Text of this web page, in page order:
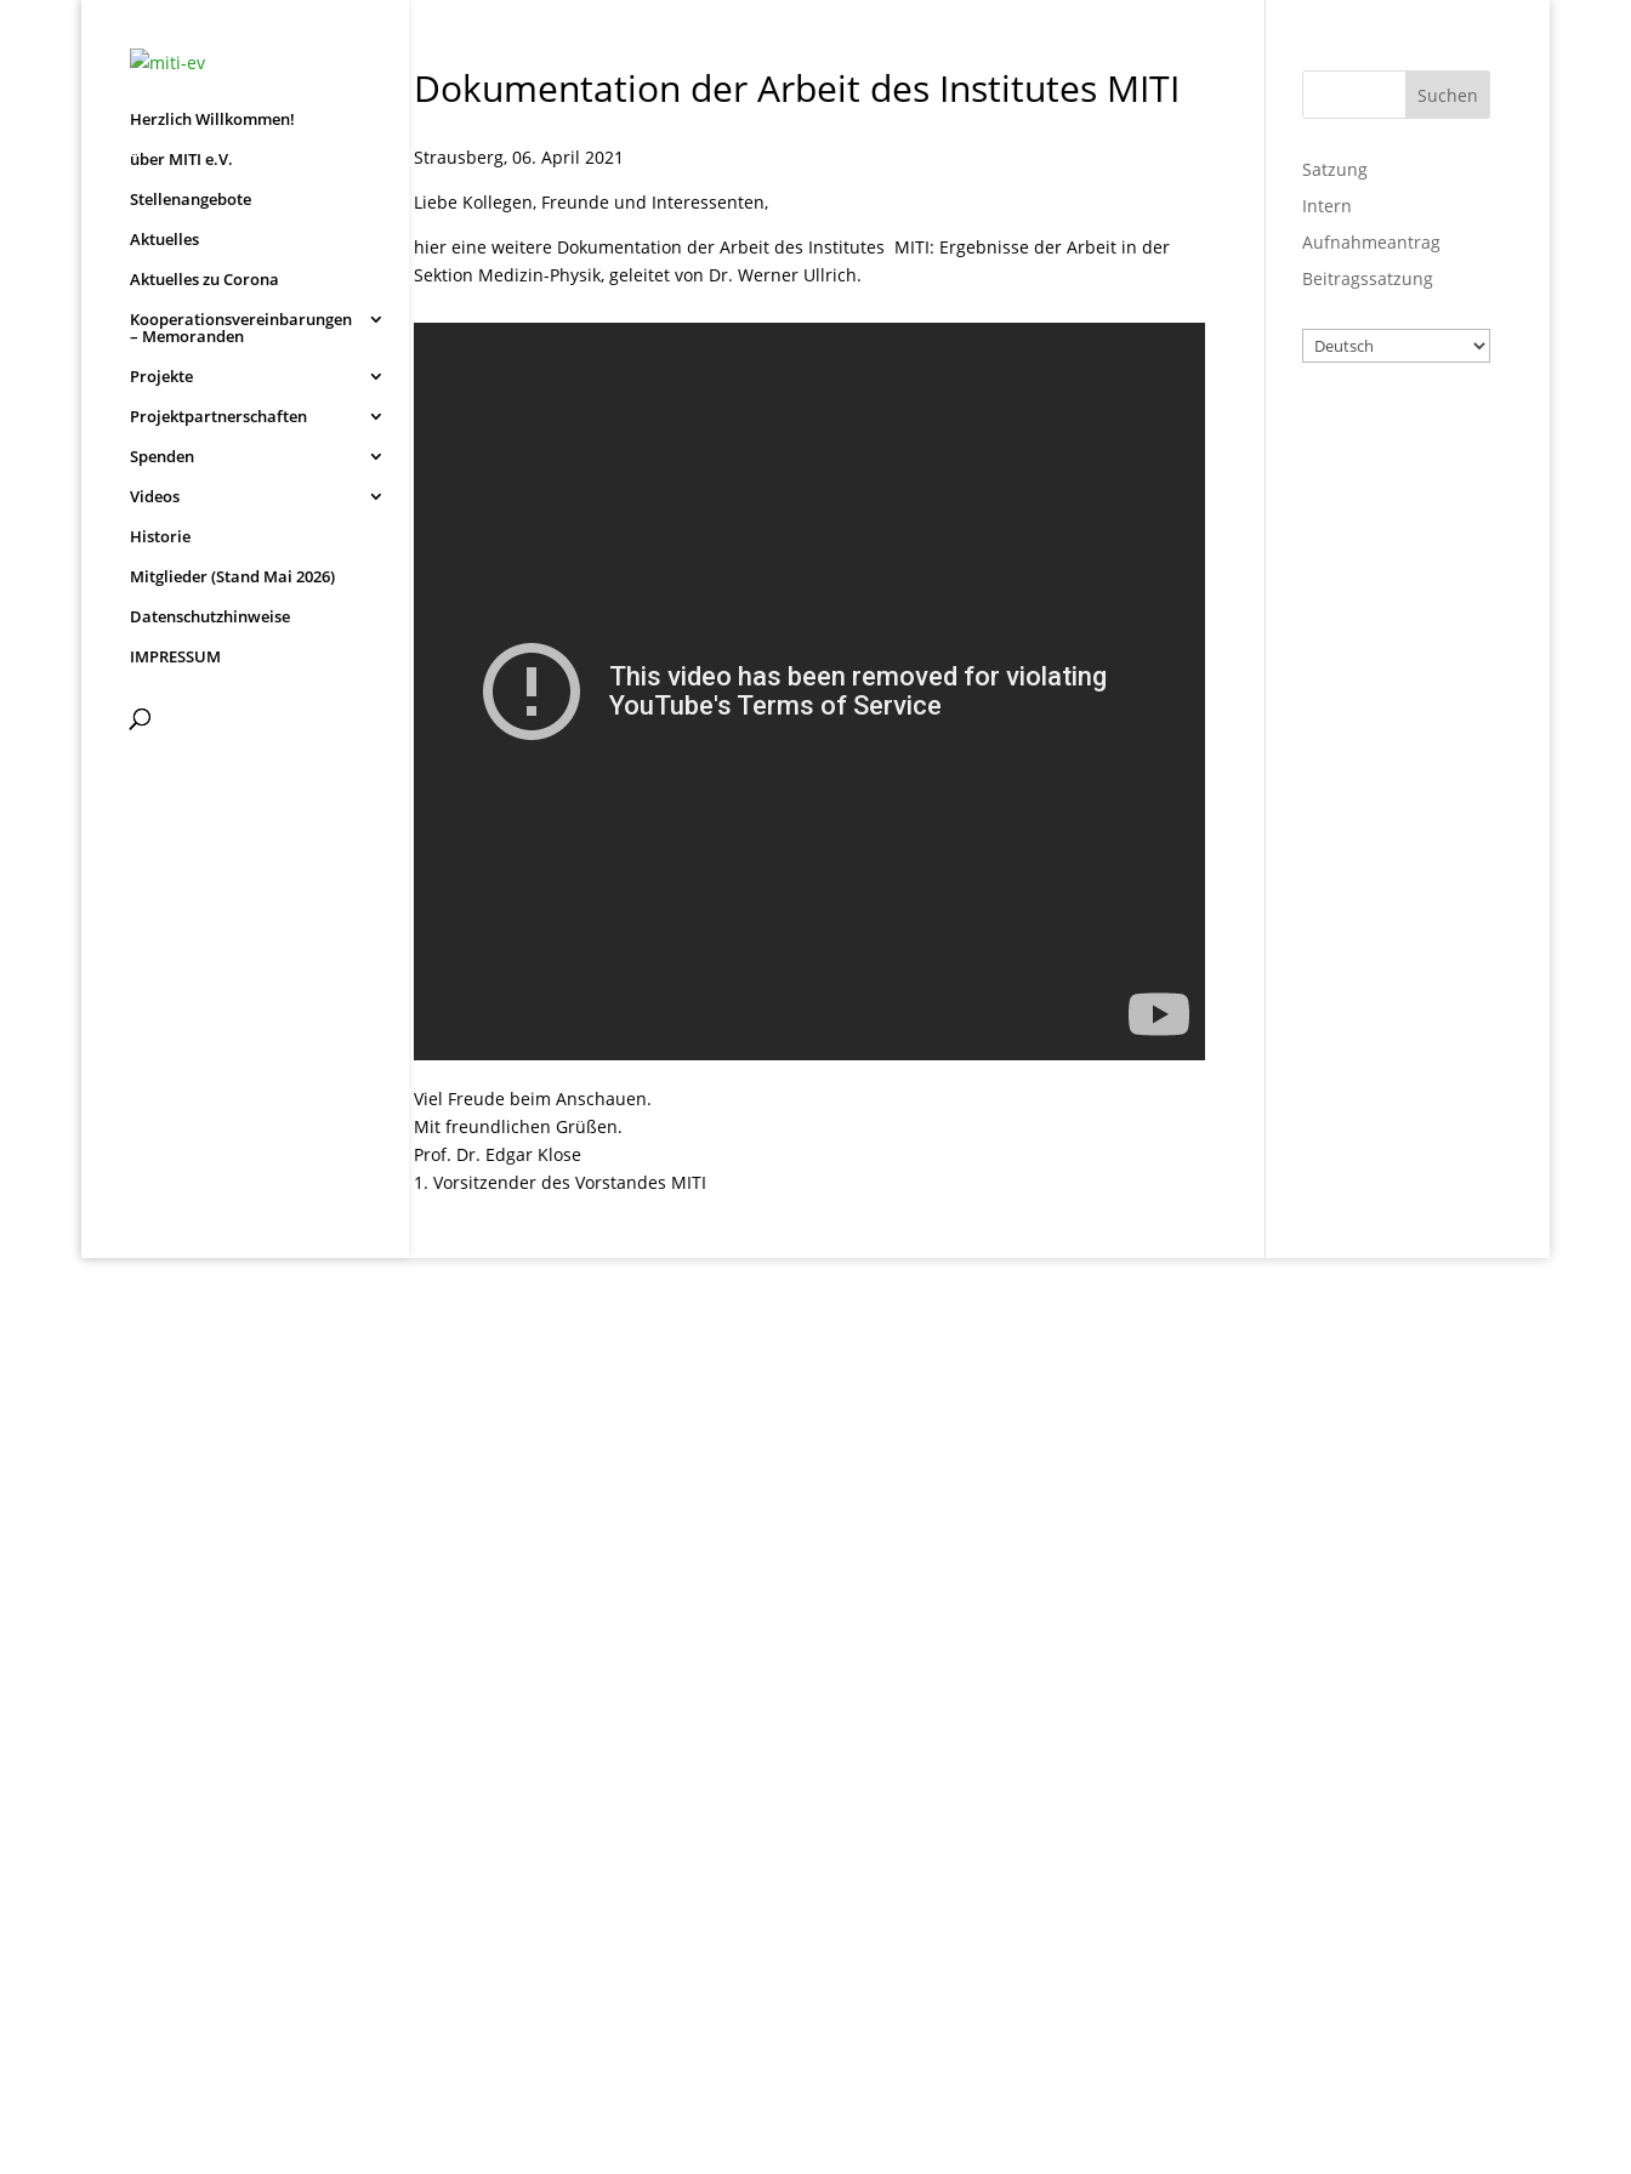
Herzlich Willkommen!
über MITI e.V.
Stellenangebote
Aktuelles
Aktuelles zu Corona
Kooperationsvereinbarungen
– Memoranden
Projekte
Projektpartnerschaften
Spenden
Videos
Historie
Mitglieder (Stand Mai 2026)
Datenschutzhinweise
IMPRESSUM
Dokumentation der Arbeit des Institutes MITI
Strausberg, 06. April 2021
Liebe Kollegen, Freunde und Interessenten,
hier eine weitere Dokumentation der Arbeit des Institutes MITI: Ergebnisse der Arbeit in der
Sektion Medizin-Physik, geleitet von Dr. Werner Ullrich.
Viel Freude beim Anschauen.
Mit freundlichen Grüßen.
Prof. Dr. Edgar Klose
1. Vorsitzender des Vorstandes MITI
Satzung
Intern
Aufnahmeantrag
Beitragssatzung
Wählen
Sie